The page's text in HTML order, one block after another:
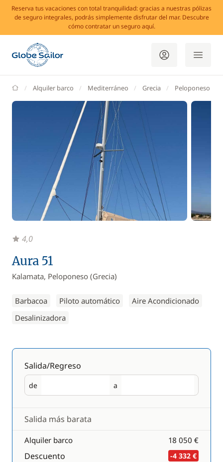
Reserva tus vacaciones con total tranquilidad: gracias a nuestras pólizas
de seguro integrales, podrás simplemente disfrutar del mar. Descubre
cómo contratar un seguro aquí.
GlobeSailor
Alquiler barco Mediterráneo Grecia Peloponeso
Aura 51
Kalamata, Peloponeso (Grecia)
Barbacoa Piloto automático
Aire Acondicionado
Desalinizadora
4,0
Salida/Regreso
de
Salida a
Regreso
Salida más barata
Alquiler barco 18 050 €
Descuento -4 332 €